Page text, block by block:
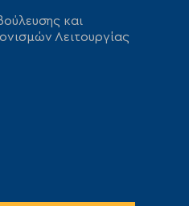
και
Λειτουργίας